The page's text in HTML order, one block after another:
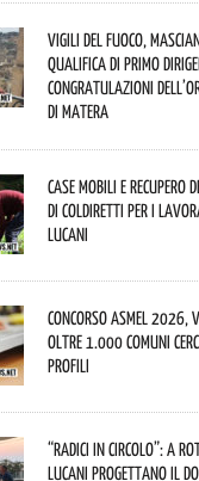
Vigili del Fuoco,
qualifica di Primo
congratulazioni
di Matera
Case mobili e
di Coldiretti per i
lucani
Concorso Asmel
oltre 1.000 Comuni
profili
“Radici in Circolo”: a
lucani progettano il